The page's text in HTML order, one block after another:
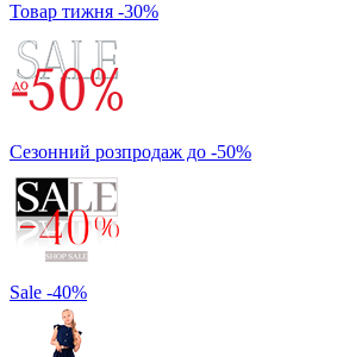
Товар тижня -30%
Сезонний розпродаж до -50%
Sale -40%